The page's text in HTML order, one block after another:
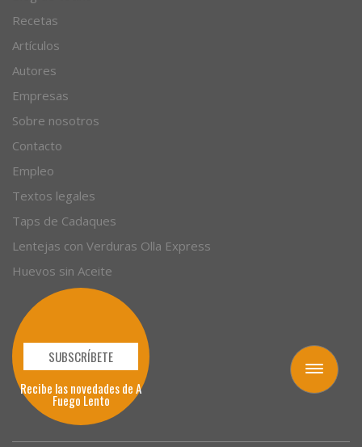
Toggle
navigation
Recetas
Artículos
Autores
Empresas
Sobre nosotros
Contacto
Empleo
Textos legales
Taps de Cadaques
Lentejas con Verduras Olla Express
Huevos sin Aceite
SUBSCRÍBETE
Recibe las novedades de A
Fuego Lento